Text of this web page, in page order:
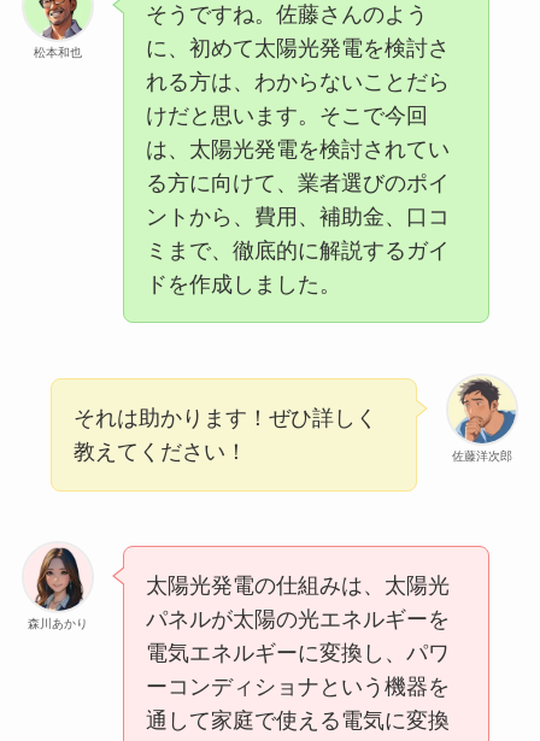
松本和也
そうですね。佐藤さんのよう
に、初めて太陽光発電を検討さ
れる方は、わからないことだら
けだと思います。そこで今回
は、太陽光発電を検討されてい
る方に向けて、業者選びのポイ
ントから、費用、補助金、口コ
ミまで、徹底的に解説するガイ
ドを作成しました。
佐藤洋次郎
それは助かります！ぜひ詳しく
教えてください！
森川あかり
太陽光発電の仕組みは、太陽光
パネルが太陽の光エネルギーを
電気エネルギーに変換し、パワ
ーコンディショナという機器を
通して家庭で使える電気に変換